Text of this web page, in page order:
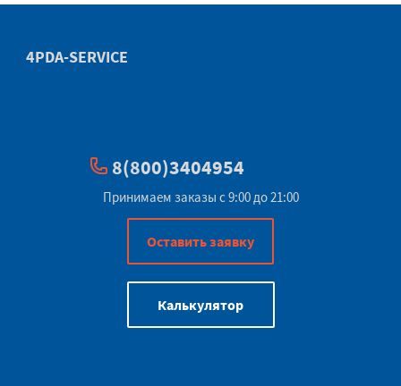
4PDA-SERVICE
8(800)3404954
Принимаем заказы с 9:00 до 21:00
Оставить заявку
Калькулятор